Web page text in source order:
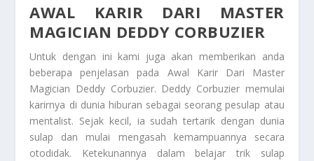
AWAL KARIR DARI MASTER
MAGICIAN DEDDY CORBUZIER
Untuk dengan ini kami juga akan memberikan anda
beberapa penjelasan pada Awal Karir Dari Master
Magician Deddy Corbuzier. Deddy Corbuzier memulai
karirnya di dunia hiburan sebagai seorang pesulap atau
mentalist. Sejak kecil, ia sudah tertarik dengan dunia
sulap dan mulai mengasah kemampuannya secara
otodidak. Ketekunannya dalam belajar trik sulap